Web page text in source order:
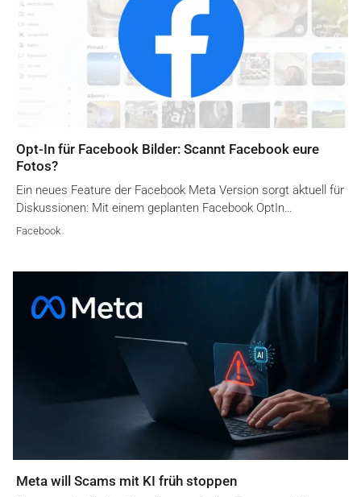
Opt-In für Facebook Bilder: Scannt Facebook eure
Fotos?
Ein neues Feature der Facebook Meta Version sorgt aktuell für
Diskussionen: Mit einem geplanten Facebook OptIn…
Facebook
Meta will Scams mit KI früh stoppen